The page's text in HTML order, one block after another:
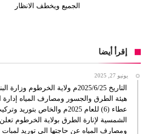
الجميع ويخطف الانظار
إقرأ أيضا
يونيو 27, 2025
التاريخ 2025/6/25م ولاية الخرطوم
هيئة الطرق والجسور ومصارف المياه إدارة
عطاء (6) للعام 2025م والخاص
الشمسية لإنارة الطرق بولاية الخرطوم
ومصارف المياه عن حاجتها الي توريد